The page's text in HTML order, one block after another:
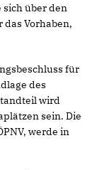
über den
Vorhaben,
für
des
wird
sein. Die
werde in